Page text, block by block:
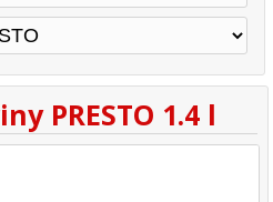
PRESTO 1.4 l